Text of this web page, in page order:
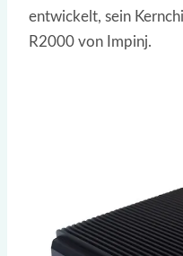
entwickelt, sein
R2000 von Impinj.